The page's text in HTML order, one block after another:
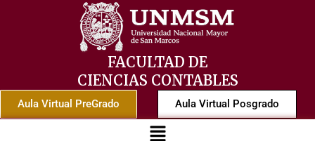
FACULTAD DE
CIENCIAS CONTABLES
Aula Virtual PreGrado Aula Virtual Posgrado
Menú